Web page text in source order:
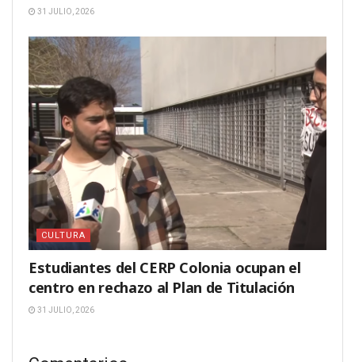
31 JULIO, 2026
CULTURA
Estudiantes del CERP Colonia ocupan el
centro en rechazo al Plan de Titulación
31 JULIO, 2026